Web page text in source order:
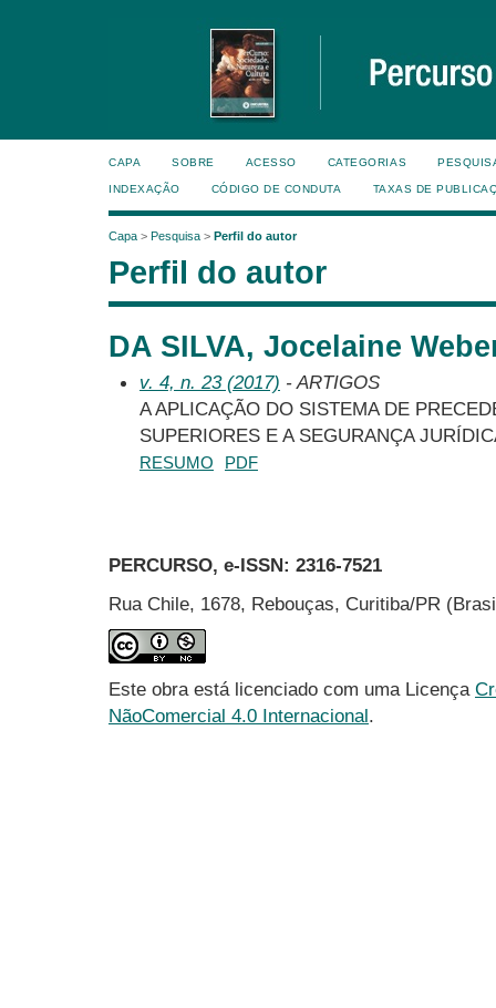
CAPA SOBRE ACESSO CATEGORIAS
INDEXAÇÃO CÓDIGO DE CONDUTA TAXAS DE
Capa > Pesquisa > Perfil do autor
Perfil do autor
DA SILVA, Jocelaine
v. 4, n. 23 (2017) - ARTIGOS
A APLICAÇÃO DO SISTEMA DE
SUPERIORES E A SEGURANÇA
RESUMO PDF
PERCURSO, e-ISSN: 2316-7521
Rua Chile, 1678, Rebouças, Curitiba/PR
Este obra está licenciado com uma Licença
NãoComercial 4.0 Internacional.